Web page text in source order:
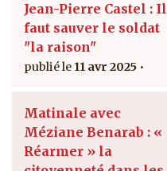
Jean-Pierre Castel : Il
faut sauver le soldat
"la raison"
11 avr 2025
Matinale avec
Méziane Benarab : «
Réarmer » la